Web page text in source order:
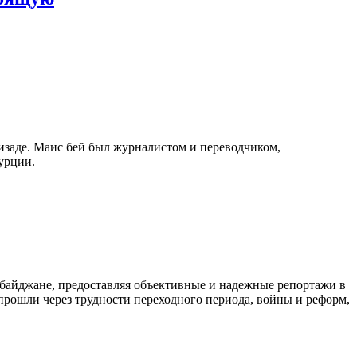
Маис бей был журналистом и переводчиком,
предоставляя объективные и надежные репортажи в
через трудности переходного периода, войны и реформ,